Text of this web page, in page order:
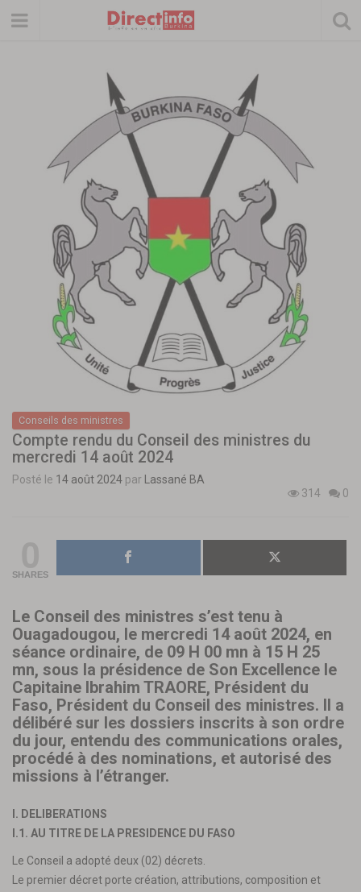
Conseils des ministres
Compte rendu du Conseil des ministres du
mercredi 14 août 2024
Posté le 14 août 2024 par
Lassané BA
314
0
SHARES
Le Conseil des ministres s’est tenu à
Ouagadougou, le mercredi 14 août 2024, en
séance ordinaire, de 09 H 00 mn à 15 H 25
mn, sous la présidence de Son Excellence le
Capitaine Ibrahim TRAORE, Président du
Faso, Président du Conseil des ministres. Il a
délibéré sur les dossiers inscrits à son ordre
du jour, entendu des communications orales,
procédé à des nominations, et autorisé des
missions à l’étranger.
I. DELIBERATIONS
I.1. AU TITRE DE LA PRESIDENCE DU FASO
Le Conseil a adopté deux (02) décrets.
Le premier décret porte création, attributions, composition et